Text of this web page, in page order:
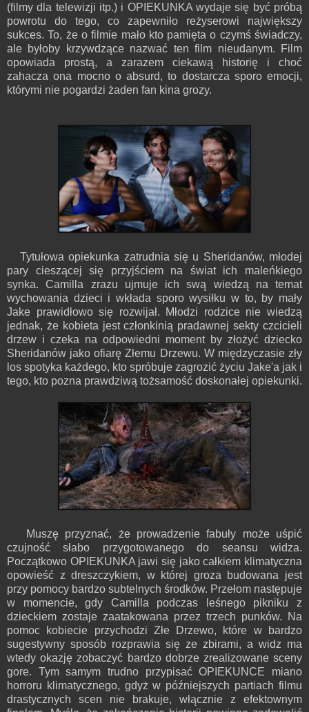
(filmy dla telewizji itp.) i OPIEKUNKA wydaje się być próbą
powrotu do tego, co zapewniło reżyserowi największy
sukces. To, że o filmie mało kto pamięta o czymś świadczy,
ale byłoby krzywdzące nazwać ten film nieudanym. Film
opowiada prostą, a zarazem ciekawą historię i choć
zahacza ona mocno o absurd, to dostarcza sporo emocji,
którymi nie pogardzi żaden fan kina grozy.
Tytułowa opiekunka zatrudnia się u Sheridanów, młodej
pary cieszącej się przyjściem na świat ich maleńkiego
synka. Camilla zrazu ujmuje ich swą wiedzą na temat
wychowania dzieci i wkłada sporo wysiłku w to, by mały
Jake prawidłowo się rozwijał. Młodzi rodzice nie wiedzą
jednak, że kobieta jest członkinią pradawnej sekty czcicieli
drzew i czeka na odpowiedni moment by złożyć dziecko
Sheridanów jako ofiarę Złemu Drzewu. W międzyczasie zły
los spotyka każdego, kto spróbuje zagrozić życiu Jake'a jak i
tego, kto pozna prawdziwą tożsamość doskonałej opiekunki.
Muszę przyznać, że prowadzenie fabuły może uśpić
czujność słabo przygotowanego do seansu widza.
Początkowo OPIEKUNKA jawi się jako całkiem klimatyczna
opowieść z dreszczykiem, w której groza budowana jest
przy pomocy bardzo subtelnych środków. Przełom następuje
w momencie, gdy Camilla podczas leśnego pikniku z
dzieckiem zostaje zaatakowana przez trzech punków. Na
pomoc kobiecie przychodzi Złe Drzewo, które w bardzo
sugestywny sposób rozprawia się ze zbirami, a widz ma
wtedy okazję zobaczyć bardzo dobrze zrealizowane sceny
gore. Tym samym trudno przypisać OPIEKUNCE miano
horroru klimatycznego, gdyż w późniejszych partiach filmu
drastycznych scen nie brakuje, włącznie z efektownym